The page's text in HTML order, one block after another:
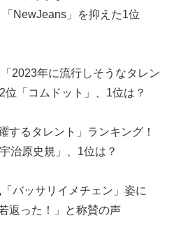
NewJeans」を抑えた1位
2023年に流行しそうなタレン
位「コムドット」、1位は？
するタレント」ランキング！
治原史規」、1位は？
バッサリイメチェン」姿に
返った！」と称賛の声